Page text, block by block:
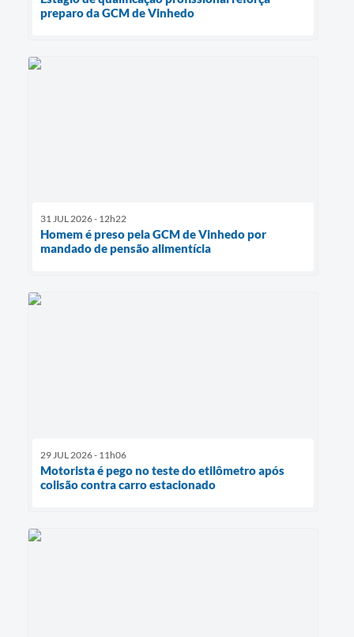
preparo da GCM de Vinhedo
31 JUL 2026 - 12h22
Homem é preso pela GCM de Vinhedo por
mandado de pensão alimentícia
29 JUL 2026 - 11h06
Motorista é pego no teste do etilômetro após
colisão contra carro estacionado